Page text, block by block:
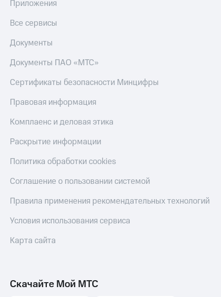
Приложения
Все сервисы
Документы
Документы ПАО «МТС»
Сертификаты безопасности Минцифры
Правовая информация
Комплаенс и деловая этика
Раскрытие информации
Политика обработки cookies
Соглашение о пользовании системой
Правила применения рекомендательных технологий
Условия использования сервиса
Карта сайта
Скачайте Мой МТС